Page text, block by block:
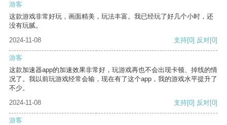
游客
这款游戏非常好玩，画面精美，玩法丰富。我已经玩了好几个小时，还
没有玩腻。
2024-11-08
支持[0] 反对[0]
游客
这款加速器app的加速效果非常好，玩游戏再也不会出现卡顿、掉线的情
况了。我以前玩游戏经常会输，现在有了这个app，我的游戏水平提升了
不少。
2024-11-08
支持[0] 反对[0]
游客